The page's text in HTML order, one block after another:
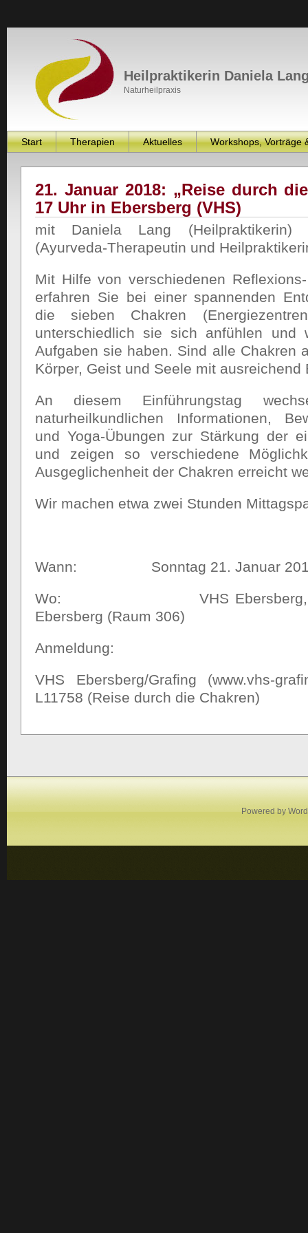
Heilpraktikerin Daniela
Naturheilpraxis
Start Therapien Aktuelles Workshops, Vorträge
21. Januar 2018: „Reise durch
17 Uhr in Ebersberg (VHS)
mit Daniela Lang
(Ayurveda-Therapeutin und
Mit Hilfe von verschiedenen
erfahren Sie bei einer spannenden
die sieben Chakren
unterschiedlich sie sich anfühlen und
Aufgaben sie haben. Sind alle Chakren
Körper, Geist und Seele mit ausreichend
An diesem Einführungstag
naturheilkundlichen Informationen,
und Yoga-Übungen zur Stärkung der
und zeigen so verschiedene
Ausgeglichenheit der Chakren erreicht
Wir machen etwa zwei Stunden
Wann: Sonntag 21. Januar 2018
Wo: VHS Ebersberg, Dr-
Ebersberg (Raum 306)
Anmeldung:
VHS Ebersberg/Grafing (www.vhs-
L11758 (Reise durch die Chakren)
Powered by